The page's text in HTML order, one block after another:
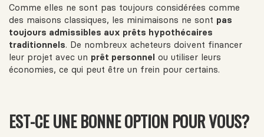
Comme elles ne sont pas toujours considérées comme
des maisons classiques, les minimaisons ne sont pas
toujours admissibles aux prêts hypothécaires
traditionnels. De nombreux acheteurs doivent financer
leur projet avec un prêt personnel ou utiliser leurs
économies, ce qui peut être un frein pour certains.
EST-CE UNE BONNE OPTION POUR VOUS?